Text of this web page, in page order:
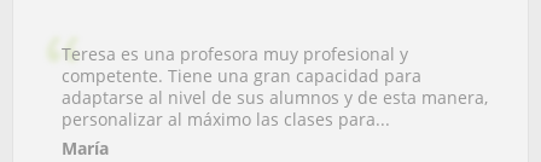
Teresa es una profesora muy profesional y
competente. Tiene una gran capacidad para
adaptarse al nivel de sus alumnos y de esta manera,
personalizar al máximo las clases para...
María